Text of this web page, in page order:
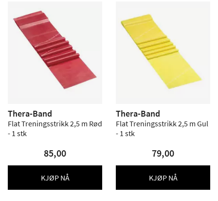
Thera-Band
Flat Treningsstrikk 2,5 m Rød
- 1 stk
85,00
KJØP NÅ
Thera-Band
Flat Treningsstrikk 2,5 m Gul
- 1 stk
79,00
KJØP NÅ